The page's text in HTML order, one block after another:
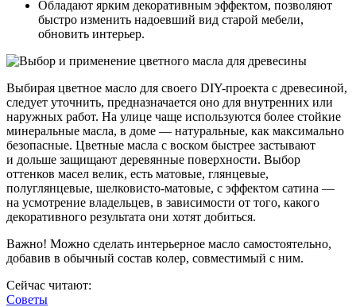
Обладают ярким декоративным эффектом, позволяют
быстро изменить надоевший вид старой мебели,
обновить интерьер.
Выбирая цветное масло для своего DIY-проекта с древесиной,
следует уточнить, предназначается оно для внутренних или
наружных работ. На улице чаще используются более стойкие
минеральные масла, в доме — натуральные, как максимально
безопасные. Цветные масла с воском быстрее застывают
и дольше защищают деревянные поверхности. Выбор
оттенков масел велик, есть матовые, глянцевые,
полуглянцевые, шелковисто-матовые, с эффектом сатина —
на усмотрение владельцев, в зависимости от того, какого
декоративного результата они хотят добиться.
Важно! Можно сделать интерьерное масло самостоятельно,
добавив в обычный состав колер, совместимый с ним.
Сейчас читают:
Советы